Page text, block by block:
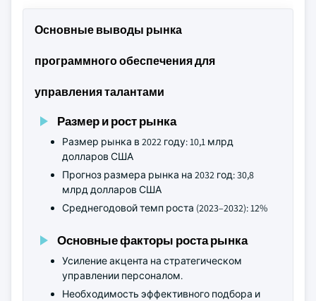
Основные выводы рынка
программного обеспечения для
управления талантами
Размер и рост рынка
Размер рынка в 2022 году: 10,1 млрд
долларов США
Прогноз размера рынка на 2032 год: 30,8
млрд долларов США
Среднегодовой темп роста (2023–2032): 12%
Основные факторы роста рынка
Усиление акцента на стратегическом
управлении персоналом.
Необходимость эффективного подбора и